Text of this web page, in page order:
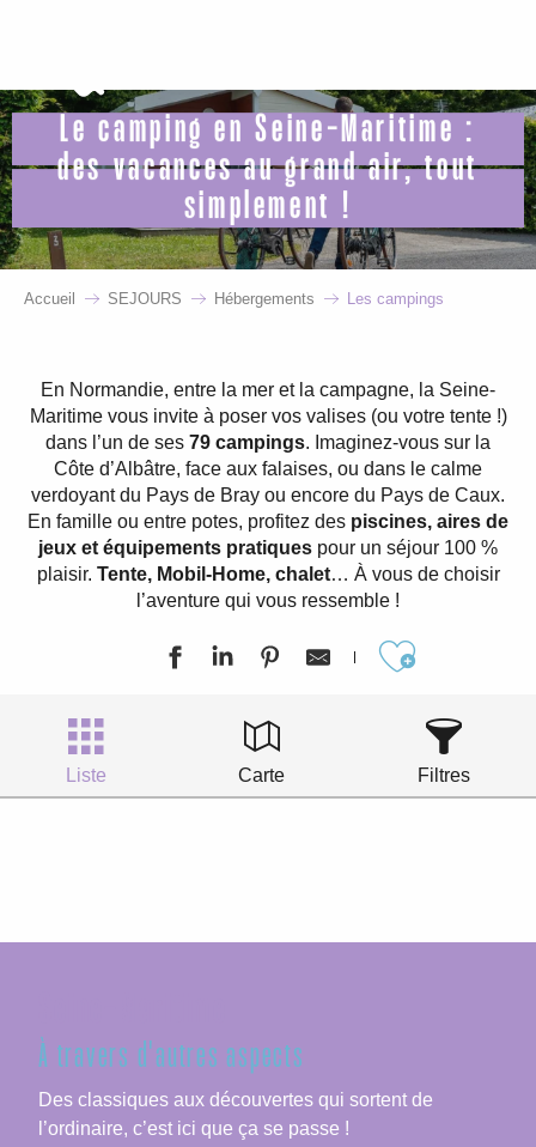
principal
Le camping en Seine-Maritime :
des vacances au grand air, tout
simplement !
Accueil SEJOURS Hébergements Les campings
En Normandie, entre la mer et la campagne, la Seine-
Maritime vous invite à poser vos valises (ou votre tente !)
dans l’un de ses 79 campings. Imaginez-vous sur la
Côte d’Albâtre, face aux falaises, ou dans le calme
verdoyant du Pays de Bray ou encore du Pays de Caux.
En famille ou entre potes, profitez des piscines, aires de
jeux et équipements pratiques pour un séjour 100 %
plaisir. Tente, Mobil-Home, chalet… À vous de choisir
l’aventure qui vous ressemble !
Liste Carte Filtres
À travers d'autres aspects
Des classiques aux découvertes qui sortent de
l’ordinaire, c’est ici que ça se passe !